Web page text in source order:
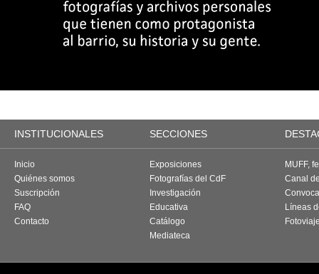
INSTITUCIONALES SECCIONES
Inicio
Quiénes somos
Suscripción
FAQ
Contacto
Exposiciones
Fotografías del CdF
Investigación
Educativa
Catálogo
Mediateca
MUFF,
Canal
Líneas